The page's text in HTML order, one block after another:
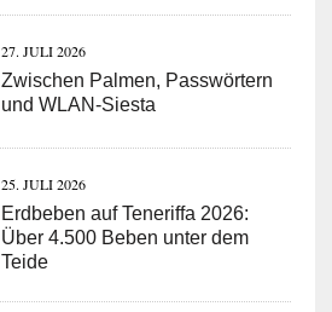
27. JULI 2026
Zwischen Palmen, Passwörtern
und WLAN-Siesta
25. JULI 2026
Erdbeben auf Teneriffa 2026:
Über 4.500 Beben unter dem
Teide